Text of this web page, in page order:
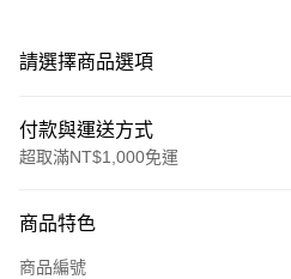
請選擇商品選項
付款與運送方式
超取滿NT$1,000免運
信用卡一次付款
商品特色
商品編號